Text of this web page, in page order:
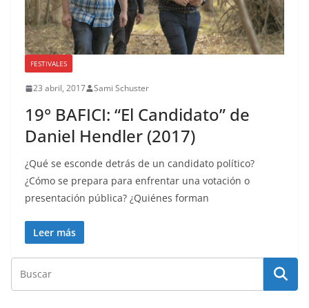
FESTIVALES
23 abril, 2017 Sami Schuster
19° BAFICI: “El Candidato” de
Daniel Hendler (2017)
¿Qué se esconde detrás de un candidato político?
¿Cómo se prepara para enfrentar una votación o
presentación pública? ¿Quiénes forman
Leer más